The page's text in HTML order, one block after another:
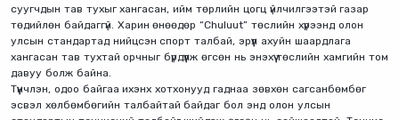
суугчдын тав тухыг хангасан, ийм төрлийн цогц үйлчилгээтэй газар
төдийлөн байдаггүй. Харин өнөөдөр “Chuluut” төслийн хүрээнд олон
улсын стандартад нийцсэн спорт талбай, эрүүл ахуйн шаардлага
хангасан тав тухтай орчныг бүрдүүлж өгсөн нь энэхүү төслийн хамгийн том
давуу болж байна.
Түүнчлэн, одоо байгаа ихэнх хотхонууд гаднаа зөвхөн сагсанбөмбөг
эсвэл хөлбөмбөгийн талбайтай байдаг бол энд олон улсын